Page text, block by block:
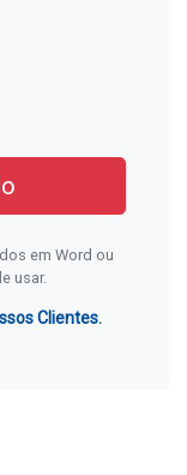
em Word ou
usar.
Clientes.